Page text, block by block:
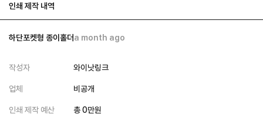
인쇄 제작 내역
하단포켓형 종이홀더a month ago
작성자 와이낫링크
업체 비공개
인쇄 제작 예산 총0만원